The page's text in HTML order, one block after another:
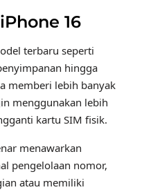
16
terbaru seperti
hingga
memberi lebih banyak
menggunakan lebih
kartu SIM fisik.
menawarkan
pengelolaan nomor,
atau memiliki